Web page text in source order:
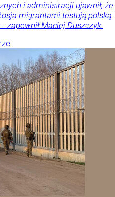
i administracji ujawnił, że
migrantami testują polską
zapewnił Maciej Duszczyk.